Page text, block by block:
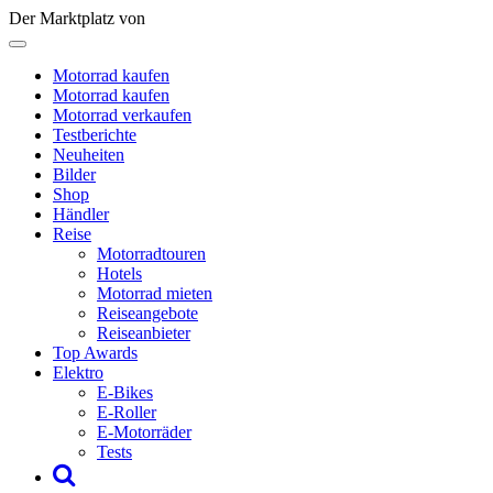
Der Marktplatz von
Motorrad kaufen
Motorrad kaufen
Motorrad verkaufen
Testberichte
Neuheiten
Bilder
Shop
Händler
Reise
Motorradtouren
Hotels
Motorrad mieten
Reiseangebote
Reiseanbieter
Top Awards
Elektro
E-Bikes
E-Roller
E-Motorräder
Tests